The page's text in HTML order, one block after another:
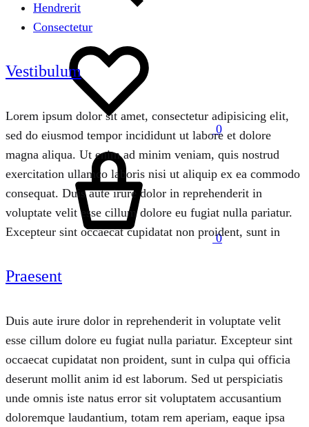
0
Cart
0
Hendrerit
Consectetur
Vestibulum
Lorem ipsum dolor sit amet, consectetur adipisicing elit,
sed do eiusmod tempor incididunt ut labore et dolore
magna aliqua. Ut enim ad minim veniam, quis nostrud
exercitation ullamco laboris nisi ut aliquip ex ea commodo
consequat. Duis aute irure dolor in reprehenderit in
voluptate velit esse cillum dolore eu fugiat nulla pariatur.
Excepteur sint occaecat cupidatat non proident, sunt in
Praesent
Duis aute irure dolor in reprehenderit in voluptate velit
esse cillum dolore eu fugiat nulla pariatur. Excepteur sint
occaecat cupidatat non proident, sunt in culpa qui officia
deserunt mollit anim id est laborum. Sed ut perspiciatis
unde omnis iste natus error sit voluptatem accusantium
doloremque laudantium, totam rem aperiam, eaque ipsa